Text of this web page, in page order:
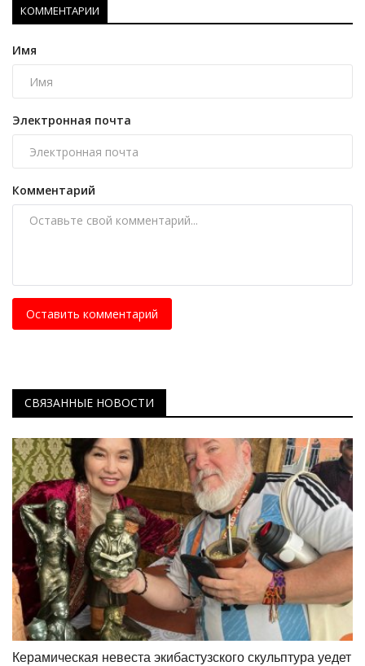
КОММЕНТАРИИ
Имя
Электронная почта
Комментарий
Оставить комментарий
СВЯЗАННЫЕ НОВОСТИ
Керамическая невеста экибастузского скульптура уедет